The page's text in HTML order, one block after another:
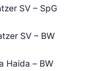
SV – SpG
SV – BW
Haida – BW